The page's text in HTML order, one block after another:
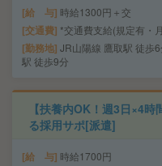
給 与 時給1300円＋交
交通費 *交通費支給(規定有・
勤務地 JR山陽線 鷹取駅 徒歩
駅 徒歩9分
【扶養内OK！週3日×4
る採用サポ[派遣]
給 与 時給1700円